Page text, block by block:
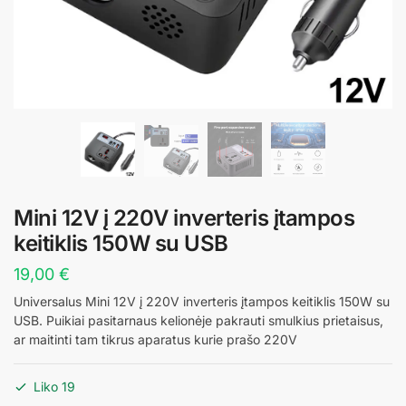
Mini 12V į 220V inverteris įtampos
keitiklis 150W su USB
19,00 €
Universalus Mini 12V į 220V inverteris įtampos keitiklis 150W su
USB. Puikiai pasitarnaus kelionėje pakrauti smulkius prietaisus,
ar maitinti tam tikrus aparatus kurie prašo 220V
Liko 19